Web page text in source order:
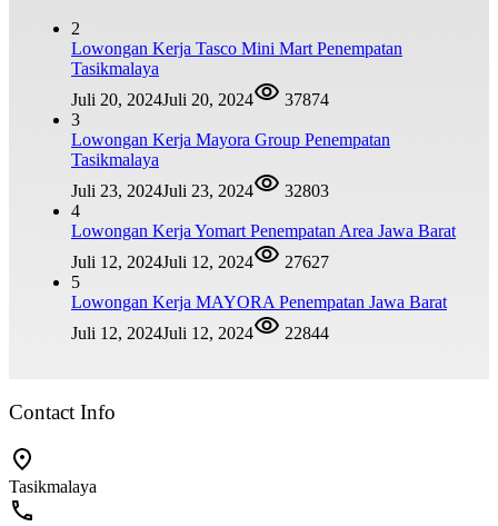
2
Lowongan Kerja Tasco Mini Mart Penempatan
Tasikmalaya
Juli 20, 2024Juli 20, 2024
37874
3
Lowongan Kerja Mayora Group Penempatan
Tasikmalaya
Juli 23, 2024Juli 23, 2024
32803
4
Lowongan Kerja Yomart Penempatan Area Jawa Barat
Juli 12, 2024Juli 12, 2024
27627
5
Lowongan Kerja MAYORA Penempatan Jawa Barat
Juli 12, 2024Juli 12, 2024 22844
Contact Info
Tasikmalaya